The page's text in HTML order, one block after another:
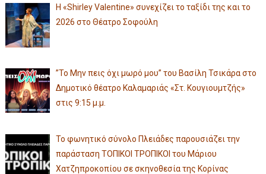
Η «Shirley Valentine» συνεχίζει το ταξίδι της και το
2026 στο Θέατρο Σοφούλη
”Το Μην πεις όχι μωρό μου” του Βασίλη Τσικάρα στο
Δημοτικό θέατρο Καλαμαριάς «Στ. Κουγιουμτζής»
στις 9:15 μ.μ.
Το φωνητικό σύνολο Πλειάδες παρουσιάζει την
παράσταση ΤΟΠΙΚΟΙ ΤΡΟΠΙΚΟΙ του Μάριου
Χατζηπροκοπίου σε σκηνοθεσία της Κορίνας